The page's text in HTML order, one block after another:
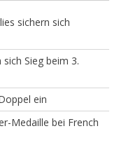
sichern sich
Sieg beim 3.
ein
Medaille bei French